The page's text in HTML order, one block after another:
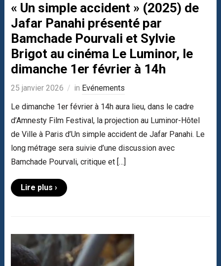
« Un simple accident » (2025) de
Jafar Panahi présenté par
Bamchade Pourvali et Sylvie
Brigot au cinéma Le Luminor, le
dimanche 1er février à 14h
25 janvier 2026 in Evénements
Le dimanche 1er février à 14h aura lieu, dans le cadre
d’Amnesty Film Festival, la projection au Luminor-Hôtel
de Ville à Paris d’Un simple accident de Jafar Panahi. Le
long métrage sera suivie d’une discussion avec
Bamchade Pourvali, critique et […]
Lire plus ›